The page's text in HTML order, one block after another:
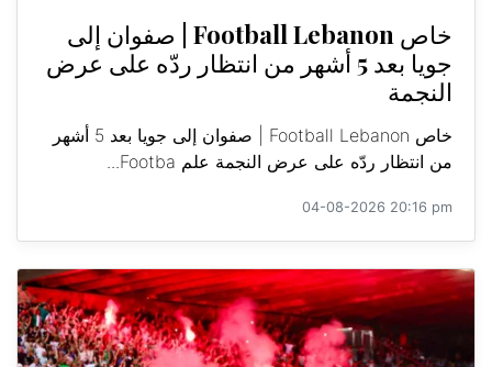
خاص Football Lebanon | صفوان إلى
جويا بعد 5 أشهر من انتظار ردّه على عرض
النجمة
خاص Football Lebanon | صفوان إلى جويا بعد 5 أشهر
من انتظار ردّه على عرض النجمة علم Footba...
04-08-2026 20:16 pm